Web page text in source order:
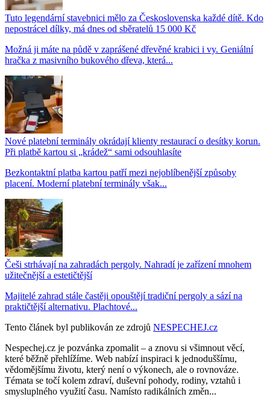
Tuto legendární stavebnici mělo za Československa každé dítě. Kdo
nepostrácel dílky, má dnes od sběratelů 15 000 Kč
Možná ji máte na půdě v zaprášené dřevěné krabici i vy. Geniální
hračka z masivního bukového dřeva, která...
Nové platební terminály okrádají klienty restaurací o desítky korun.
Při platbě kartou si „krádež“ sami odsouhlasíte
Bezkontaktní platba kartou patří mezi nejoblíbenější způsoby
placení. Moderní platební terminály však...
Češi strhávají na zahradách pergoly. Nahradí je zařízení mnohem
užitečnější a estetičtější
Majitelé zahrad stále častěji opouštějí tradiční pergoly a sází na
praktičtější alternativu. Plachtové...
Tento článek byl publikován ze zdrojů NESPECHEJ.cz
Nespechej.cz je pozvánka zpomalit – a znovu si všimnout věcí,
které běžně přehlížíme. Web nabízí inspiraci k jednoduššímu,
vědomějšímu životu, který není o výkonech, ale o rovnováze.
Témata se točí kolem zdraví, duševní pohody, rodiny, vztahů i
smysluplného využití času. Namísto radikálních změn...